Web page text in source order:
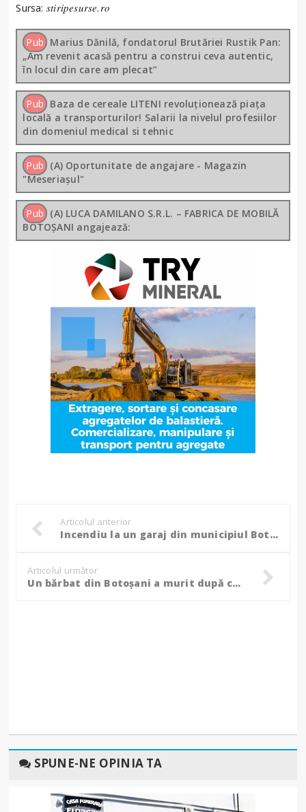
Sursa: stiripesurse.ro
Pub Marius Dănilă, fondatorul Brutăriei Rustik Pan:
„Am revenit acasă pentru a construi ceva autentic,
în locul din care am plecat”
Pub Baza de cereale LITENI revoluționează piața
locală a transporturilor! Salarii la nivelul profesiilor
din domeniul medical si tehnic
Pub (A) Oportunitate de angajare - Magazin
"Meseriașul"
Pub (A) LUCA DAMILANO S.R.L. – FABRICA DE MOBILĂ
BOTOȘANI angajează:
Articolul anterior
Incendiu la un garaj din municipiul Botoșani, cazul a ajuns în atenția Poliției!
Articolul următor
Un bărbat din Botoșani a murit după ce a căzut de la etajul 5 al unui bloc aflat în construcție!
SPUNE-NE OPINIA TA